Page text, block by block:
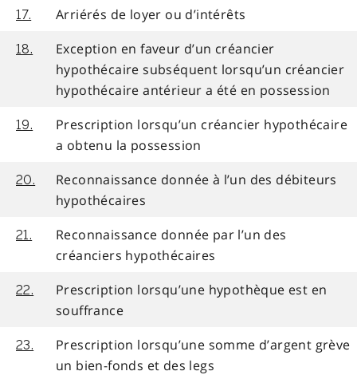
17. Arriérés de loyer ou d’intérêts
18.
Exception en faveur d’un créancier
hypothécaire subséquent lorsqu’un créancier
hypothécaire antérieur a été en possession
19.
Prescription lorsqu’un créancier hypothécaire
a obtenu la possession
20.
Reconnaissance donnée à l’un des débiteurs
hypothécaires
21.
Reconnaissance donnée par l’un des
créanciers hypothécaires
22.
Prescription lorsqu’une hypothèque est en
souffrance
23.
Prescription lorsqu’une somme d’argent grève
un bien-fonds et des legs